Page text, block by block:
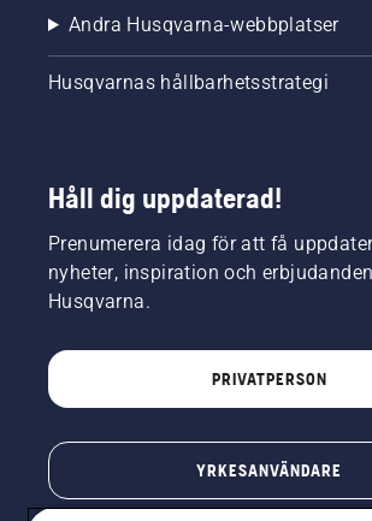
Andra Husqvarna-webbplatser
Husqvarnas hållbarhetsstrategi
Håll dig uppdaterad!
Prenumerera idag för att få
nyheter, inspiration och
Husqvarna.
PRIVATPERSON
YRKESANVÄNDARE